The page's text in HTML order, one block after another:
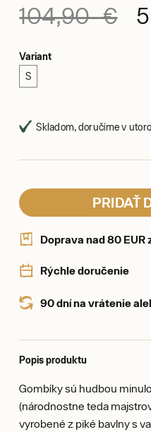
104,90 €
Variant
S
Skladom, doručíme v
PRIDAŤ
Doprava nad 80 EUR
Rýchle doručenie
90 dní na vrátenie
Popis produktu
Gombíky sú hudbou
(národnostne teda
vyrobené z piké bavlny s